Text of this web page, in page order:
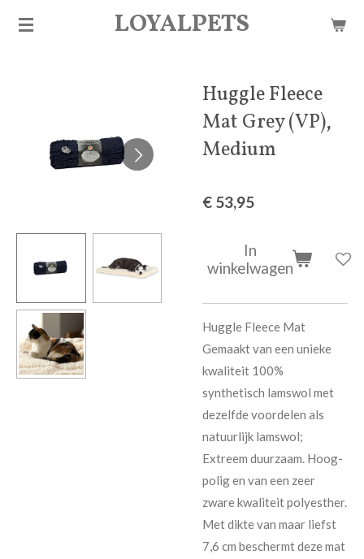
Ga
LOYALPETS
Huggle Fleece
Mat Grey (VP),
Medium
€ 53,95
In
winkelwagen
Huggle Fleece Mat
Gemaakt van een unieke
kwaliteit 100%
synthetisch lamswol met
dezelfde voordelen als
natuurlijk lamswol;
Extreem duurzaam. Hoog-
polig en van een zeer
zware kwaliteit polyesther.
Met dikte van maar liefst
7,6 cm beschermt deze mat